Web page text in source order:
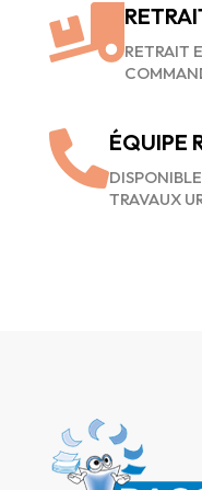
 RETRAIT
ÉQUIPE
TRAVAUX